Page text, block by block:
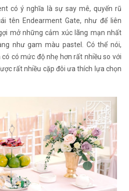
có ý nghĩa là sự say mê, quyến rũ
tên Endearment Gate, như để liên
mở những cảm xúc lãng mạn nhất
như gam màu pastel. Có thể nói,
có mức độ nhẹ hơn rất nhiều so với
rất nhiều cặp đôi ưa thích lựa chọn